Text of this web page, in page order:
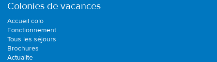
Colonies de vacances
Accueil colo
Fonctionnement
Tous les séjours
Brochures
Actualité